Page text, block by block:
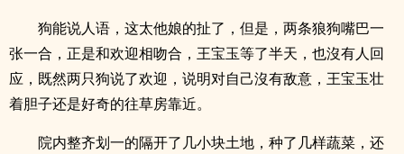
狗能说人语，这太他娘的扯了，但是，两条狼狗嘴巴一
张一合，正是和欢迎相吻合，王宝玉等了半天，也沒有人回
应，既然两只狗说了欢迎，说明对自己沒有敌意，王宝玉壮
着胆子还是好奇的往草房靠近。
院内整齐划一的隔开了几小块土地，种了几样蔬菜，还